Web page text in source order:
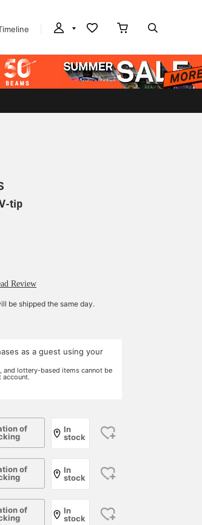
tip
Review
be shipped the same day.
as a guest using your
and lottery-based items cannot be
account.
of
In
stock
of
In
stock
of
In
stock